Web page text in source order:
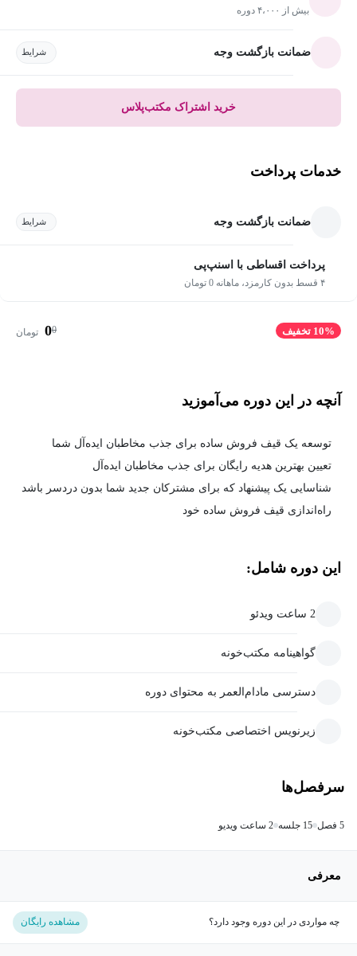
بیش از ۴،۰۰۰ دوره
ضمانت بازگشت وجه شرایط
خرید اشتراک مکتب‌پلاس
خدمات پرداخت
ضمانت بازگشت وجه شرایط
پرداخت اقساطی با اسنپ‌پی
۴ قسط بدون کارمزد، ماهانه 0 تومان
10% تخفیف 0
0 تومان
آنچه در این دوره می‌آموزید
توسعه یک قیف فروش ساده برای جذب مخاطبان ایده‌آل شما
تعیین بهترین هدیه رایگان برای جذب مخاطبان ایده‌آل
شناسایی یک پیشنهاد که برای مشترکان جدید شما بدون دردسر باشد
راه‌اندازی قیف فروش ساده خود
این دوره شامل:
2 ساعت ویدئو
گواهینامه مکتب‌خونه
دسترسی مادام‌العمر به محتوای دوره
زیرنویس اختصاصی مکتب‌خونه
سرفصل‌ها
5 فصل 15 جلسه 2 ساعت ویدیو
معرفی
چه مواردی در این دوره وجود دارد؟ مشاهده رایگان